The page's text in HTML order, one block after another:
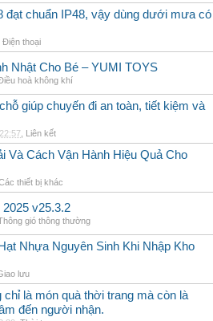
đạt chuẩn IP48, vậy dùng dưới mưa có
Điện thoại
Nhật Cho Bé – YUMI TOYS
hoà không khí
giúp chuyến đi an toàn, tiết kiệm và
Liên kết
Và Cách Vận Hành Hiệu Quả Cho
thiết bị khác
2025 v25.3.2
gió thông thường
Nhựa Nguyên Sinh Khi Nhập Kho
lưu
chỉ là món quà thời trang mà còn là
đến người nhận.